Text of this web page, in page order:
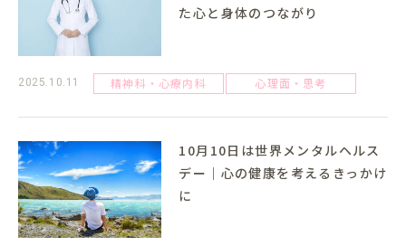
た心と身体のつながり
2025.10.11 精神科・心療内科 心理面・思考
10月10日は世界メンタルヘルス
デー｜心の健康を考えるきっかけ
に